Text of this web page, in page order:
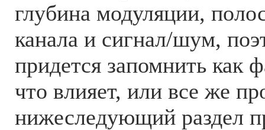
глубина модуляции,
канала и сигнал/шум,
придется запомнить как
что влияет, или все же
нижеследующий раздел